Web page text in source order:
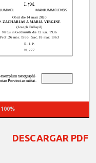
100%
DESCARGAR PDF